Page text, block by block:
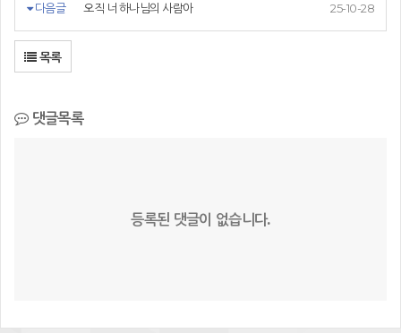
다음글 오직 너 하나님의 사람아 25-10-28
목록
댓글목록
등록된 댓글이 없습니다.